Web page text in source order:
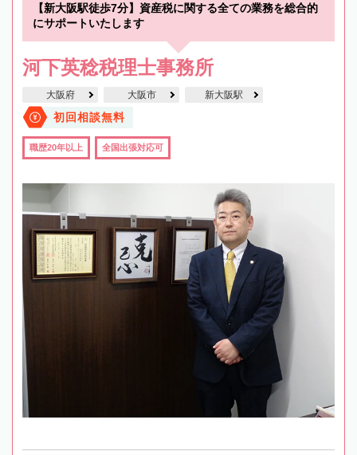
【新大阪駅徒歩7分】資産税に関する全ての業務を総合的
にサポートいたします
河下英稔税理士事務所
大阪府 大阪市 新大阪駅
初回相談無料
職歴20年以上 全国出張対応可